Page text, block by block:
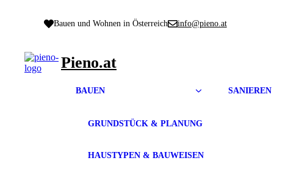
Bauen und Wohnen in Österreich info@pieno.at
Pieno.at
BAUEN
GRUNDSTÜCK & PLANUNG
HAUSTYPEN & BAUWEISEN
SANIEREN